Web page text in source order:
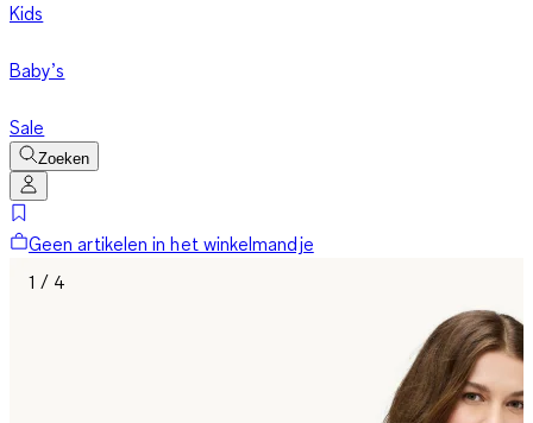
Kids
Baby’s
Sale
Zoeken
Geen artikelen in het winkelmandje
1 / 4